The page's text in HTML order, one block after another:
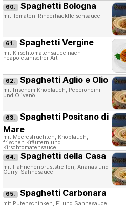
60. Spaghetti Bologna
mit Tomaten-Rinderhackfleischsauce
61. Spaghetti Vergine
mit Kirschtomatensauce nach
neapoletanischer Art
62. Spaghetti Aglio e Olio
mit frischem Knoblauch, Peperoncini
und Olivenöl
63. Spaghetti Positano di
Mare
mit Meeresfrüchten, Knoblauch,
frischen Kräutern und
Kirschtomatensauce
64. Spaghetti della Casa
mit Hähnchenbruststreifen, Ananas und
Curry-Sahnesauce
65. Spaghetti Carbonara
mit Putenschinken, Ei und Sahnesauce